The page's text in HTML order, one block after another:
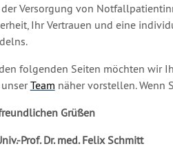
Versorgung von
Ihr Vertrauen und eine
folgenden Seiten möchten wir
Team näher vorstellen. Wenn
Grüßen
Prof. Dr. med. Felix Schmitt